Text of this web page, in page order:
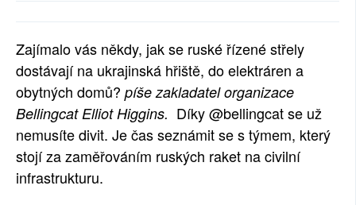
RUBRIKY
PLNÁ VERZE STRÁNEK
Zajímalo vás někdy, jak se ruské řízené střely
dostávají na ukrajinská hřiště, do elektráren a
obytných domů? píše zakladatel organizace
Bellingcat Elliot Higgins. Díky @bellingcat se už
nemusíte divit. Je čas seznámit se s týmem, který
stojí za zaměřováním ruských raket na civilní
infrastrukturu.